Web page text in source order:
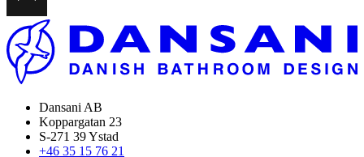
Dansani AB
Koppargatan 23
S-271 39 Ystad
+46 35 15 76 21